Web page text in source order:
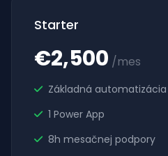
Starter
€2,500 /mes
Základná
1 Power App
8h mesačnej podpory